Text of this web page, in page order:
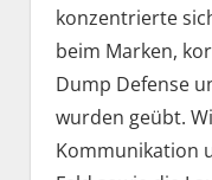
konzentrierte
beim Marken,
Dump Defense
wurden geübt.
Kommunikation